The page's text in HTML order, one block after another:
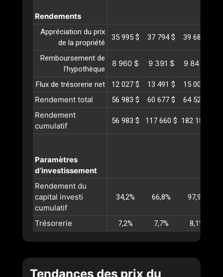
Rendements
Appréciation du prix
de la propriété
35 995 $ 37 794 $ 39 684 $
Remboursement de
l’hypothèque
8 960 $ 9 391 $ 9 842 $
Flux de trésorerie net 12 027 $ 13 491 $ 15 000 $
Rendement total 56 983 $ 60 677 $ 64 527 $
Rendement
cumulatif
56 983 $ 117 660 $ 182 188 $
Paramètres
d’investissement
Rendement du
capital investi
cumulatif
34,2% 66,8% 97,9%
Trésorerie 7,2% 7,7% 8,1%
Tendances des prix du